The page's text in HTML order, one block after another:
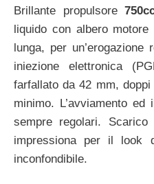
Brillante propulsore
liquido con albero
lunga, per un’erogazione
iniezione elettronica
farfallato da 42 mm,
minimo. L’avviamento
sempre regolari.
impressiona per il look
inconfondibile.